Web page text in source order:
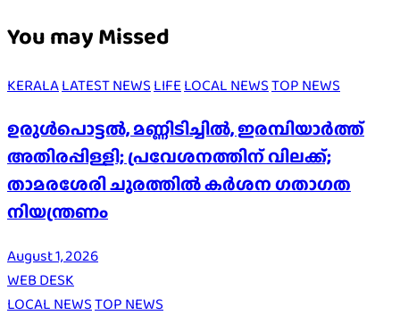
You may Missed
KERALALATEST NEWSLIFELOCAL NEWSTOP NEWS
ഉരുൾപൊട്ടൽ, മണ്ണിടിച്ചിൽ, ഇരമ്പിയാര്‍ത്ത്
അതിരപ്പിള്ളി; പ്രവേശനത്തിന് വിലക്ക്;
താമരശേരി ചുരത്തില്‍ കര്‍ശന ഗതാഗത
നിയന്ത്രണം
August 1, 2026
WEB DESK
LOCAL NEWSTOP NEWS